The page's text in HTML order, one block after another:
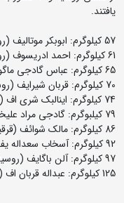
یافتند.
57 کیلوگرم: ابوبکر موتالیف (روسیه)
61 کیلوگرم: احمد ادریسوف (روسیه)
65 کیلوگرم: عباس گادجی ماگومدوف (روسیه)
70 کیلوگرم: قربان شیرایف (روسیه)
74 کیلوگرم: اینالبک شری اف (روسیه)
79 کیلبوگرم: گادجی مراد علیخمایف (روسیه)
86 کیلوگرم: مالک شوائف (قرقیزستان)
92 کیلوگرم: آسخاب سعداله یف (روسیه)
97 کیلوگرم: آلن باگایف (روسیه)
125 کیلوگرم: عبداله قربان اف (روسیه)